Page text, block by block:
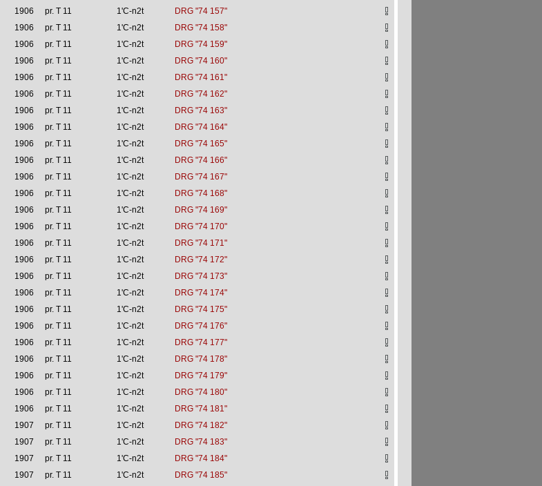
1906 pr. T 11 1'C-n2t
DRG "74 157"
1906 pr. T 11 1'C-n2t
DRG "74 158"
1906 pr. T 11 1'C-n2t
DRG "74 159"
1906 pr. T 11 1'C-n2t
DRG "74 160"
1906 pr. T 11 1'C-n2t
DRG "74 161"
1906 pr. T 11 1'C-n2t
DRG "74 162"
1906 pr. T 11 1'C-n2t
DRG "74 163"
1906 pr. T 11 1'C-n2t
DRG "74 164"
1906 pr. T 11 1'C-n2t
DRG "74 165"
1906 pr. T 11 1'C-n2t
DRG "74 166"
1906 pr. T 11 1'C-n2t
DRG "74 167"
1906 pr. T 11 1'C-n2t
DRG "74 168"
1906 pr. T 11 1'C-n2t
DRG "74 169"
1906 pr. T 11 1'C-n2t
DRG "74 170"
1906 pr. T 11 1'C-n2t
DRG "74 171"
1906 pr. T 11 1'C-n2t
DRG "74 172"
1906 pr. T 11 1'C-n2t
DRG "74 173"
1906 pr. T 11 1'C-n2t
DRG "74 174"
1906 pr. T 11 1'C-n2t
DRG "74 175"
1906 pr. T 11 1'C-n2t
DRG "74 176"
1906 pr. T 11 1'C-n2t
DRG "74 177"
1906 pr. T 11 1'C-n2t
DRG "74 178"
1906 pr. T 11 1'C-n2t
DRG "74 179"
1906 pr. T 11 1'C-n2t
DRG "74 180"
1906 pr. T 11 1'C-n2t
DRG "74 181"
1907 pr. T 11 1'C-n2t
DRG "74 182"
1907 pr. T 11 1'C-n2t
DRG "74 183"
1907 pr. T 11 1'C-n2t
DRG "74 184"
1907 pr. T 11 1'C-n2t DRG "74 185"